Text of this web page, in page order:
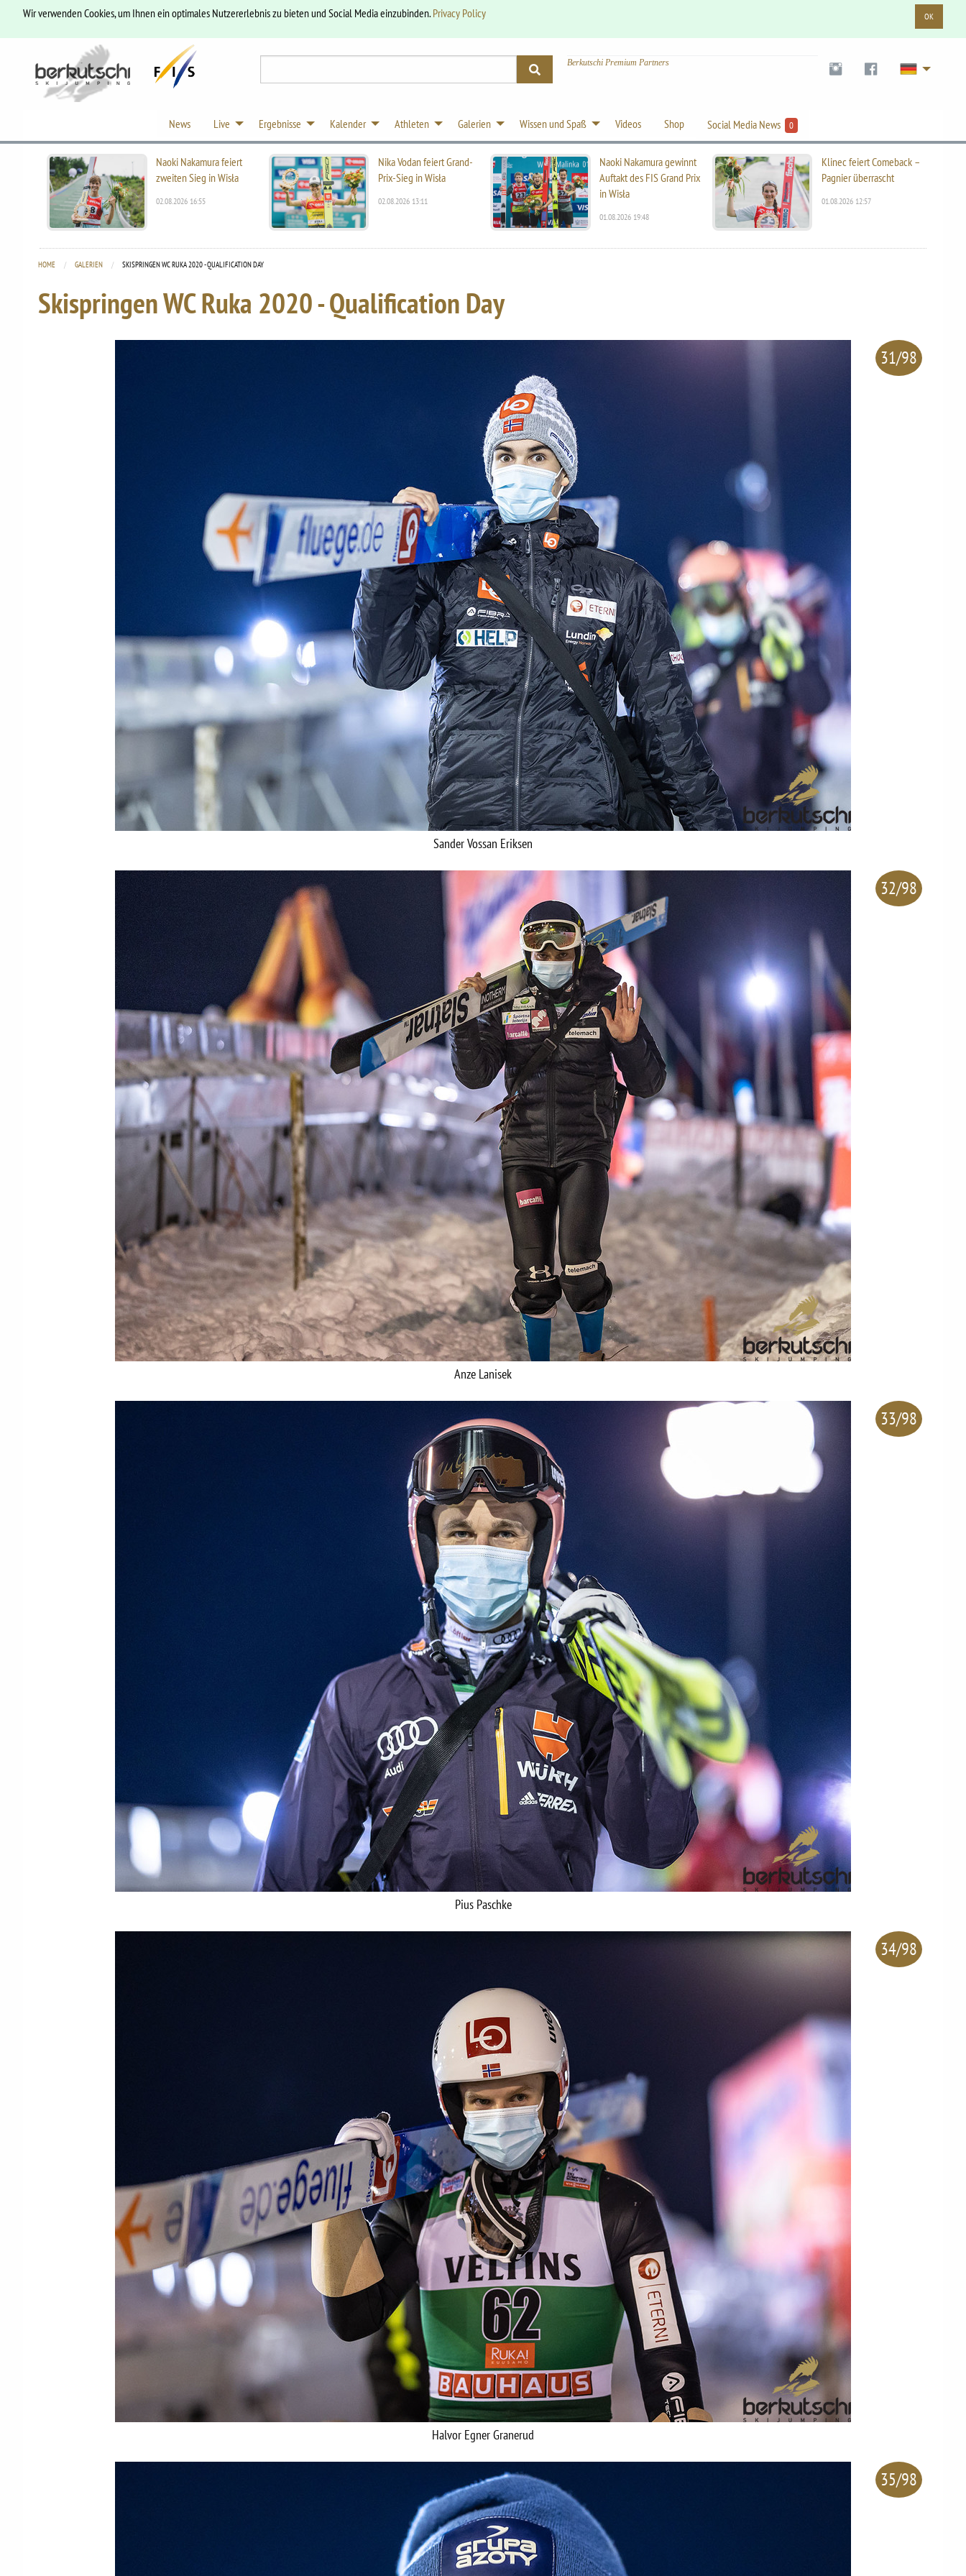
Wir verwenden Cookies, um Ihnen ein optimales Nutzererlebnis zu bieten und Social Media einzubinden.Privacy Policy OK
Berkutschi Premium Partners
News Live Ergebnisse Kalender Athleten Galerien Wissen und Spaß Videos Shop Social Media News 0
Naoki Nakamura feiert
zweiten Sieg in Wisła
02.08.2026 16:55
Nika Vodan feiert Grand-
Prix-Sieg in Wisła
02.08.2026 13:11
Naoki Nakamura gewinnt
Auftakt des FIS Grand Prix
in Wisła
01.08.2026 19:48
Klinec feiert Comeback –
Pagnier überrascht
01.08.2026 12:57
HOME GALERIEN CURRENT:
SKISPRINGEN WC RUKA 2020 - QUALIFICATION DAY
Skispringen WC Ruka 2020 - Qualification Day
31/98
Sander Vossan Eriksen
32/98
Anze Lanisek
33/98
Pius Paschke
34/98
Halvor Egner Granerud
35/98